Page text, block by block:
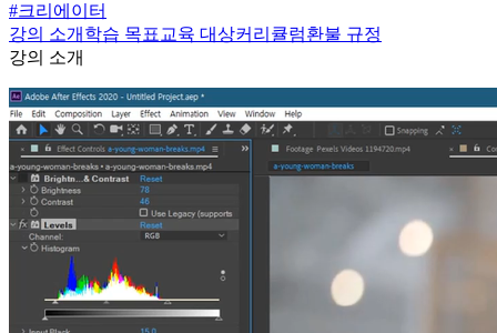
#크리에이터
강의 소개 학습 목표 교육 대상커리큘럼환불 규정
강의 소개